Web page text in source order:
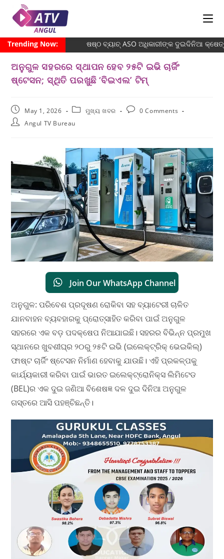
Trending Now: ଷଷ୍ଠ ବ୍ୟାଚ୍‌ ASO ଅଧିକାରୀଙ୍କ ଦୁଇଦିନିଆ
ଅନୁଗୁଳ ସହରରେ ସ୍ଥାପନ ହେବ ୨୫ଟି ଇଭି ଚାର୍ଜିଂ
ଷ୍ଟେସନ; ସ୍ଥିତି ପରଖୁଛି ‘ବିଇଏଲ’ ଟିମ୍
May 1, 2026 ମୁଖ୍ୟ ଖବର
0 Comments
Angul TV Bureau
Join Our WhatsApp Channel
​ଅନୁଗୁଳ: ପରିବେଶ ପ୍ରଦୂଷଣ ରୋକିବା ସହ ବ୍ୟାଟେରୀ ଚାଳିତ
ଯାନବାହନ ବ୍ୟବହାରକୁ ପ୍ରୋତ୍ସାହିତ କରିବା ପାଇଁ ଅନୁଗୁଳ
ସହରରେ ଏକ ବଡ଼ ପଦକ୍ଷେପ ନିଆଯାଇଛି। ସହରର ବିଭିନ୍ନ ପ୍ରମୁଖ
ସ୍ଥାନରେ ଖୁବଶୀଘ୍ର ୨୦ରୁ ୨୫ଟି ଇଭି (ଇଲେକ୍ଟ୍ରିକ୍ ଭେଇକିଲ୍)
ଫାଷ୍ଟ ଚାର୍ଜିଂ ଷ୍ଟେସନ ନିର୍ମାଣ ହେବାକୁ ଯାଉଛି। ଏହି ପ୍ରକଳ୍ପକୁ
କାର୍ଯ୍ୟକାରୀ କରିବା ପାଇଁ ଭାରତ ଇଲେକ୍ଟ୍ରୋନିକ୍ସ ଲିମିଟେଡ
(BEL)ର ଏକ ଦୁଇ ଜଣିଆ ବିଶେଷଜ୍ଞ ଦଳ ଦୁଇ ଦିନିଆ ଅନୁଗୁଳ
ଗସ୍ତରେ ଆସି ପହଞ୍ଚିଛନ୍ତି।